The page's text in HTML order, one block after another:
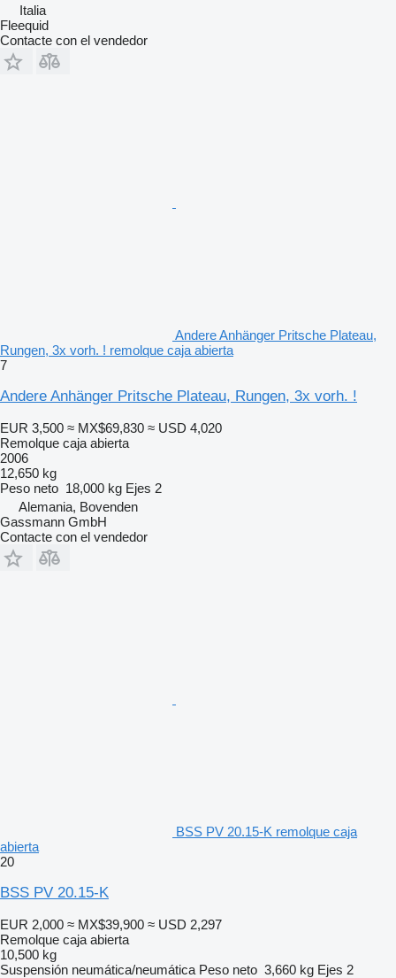
Italia
Fleequid
Contacte con el vendedor
Andere Anhänger Pritsche Plateau,
Rungen, 3x vorh. ! remolque caja abierta
7
Andere Anhänger Pritsche Plateau, Rungen, 3x vorh. !
EUR 3,500 ≈ MX$69,830 ≈ USD 4,020
Remolque caja abierta
2006
12,650 kg
Peso neto 18,000 kg Ejes 2
Alemania, Bovenden
Gassmann GmbH
Contacte con el vendedor
BSS PV 20.15-K remolque caja
abierta
20
BSS PV 20.15-K
EUR 2,000 ≈ MX$39,900 ≈ USD 2,297
Remolque caja abierta
10,500 kg
Suspensión neumática/neumática Peso neto 3,660 kg Ejes 2